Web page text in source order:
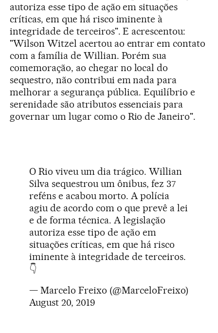
autoriza esse tipo de ação em situações
críticas, em que há risco iminente à
integridade de terceiros". E acrescentou:
"Wilson Witzel acertou ao entrar em contato
com a família de Willian. Porém sua
comemoração, ao chegar no local do
sequestro, não contribui em nada para
melhorar a segurança pública. Equilíbrio e
serenidade são atributos essenciais para
governar um lugar como o Rio de Janeiro".
O Rio viveu um dia trágico. Willian
Silva sequestrou um ônibus, fez 37
reféns e acabou morto. A polícia
agiu de acordo com o que prevê a lei
e de forma técnica. A legislação
autoriza esse tipo de ação em
situações críticas, em que há risco
iminente à integridade de terceiros.
👇
— Marcelo Freixo (@MarceloFreixo)
August 20, 2019